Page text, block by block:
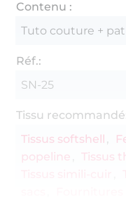
Contenu :
Tuto couture +
Réf.:
SN-25
Tissu
Tissus softshell
popeline
Tissus